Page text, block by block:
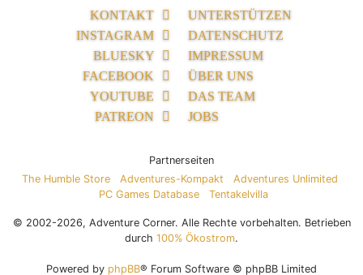
KONTAKT
INSTAGRAM
BLUESKY
FACEBOOK
YOUTUBE
PATREON
UNTERSTÜTZEN
DATENSCHUTZ
IMPRESSUM
ÜBER UNS
DAS TEAM
JOBS
Partnerseiten
The Humble Store
Adventures-Kompakt
Adventures Unlimited
PC Games Database
Tentakelvilla
© 2002-2026, Adventure Corner. Alle Rechte vorbehalten. Betrieben
durch 100% Ökostrom.
Powered by phpBB® Forum Software © phpBB Limited